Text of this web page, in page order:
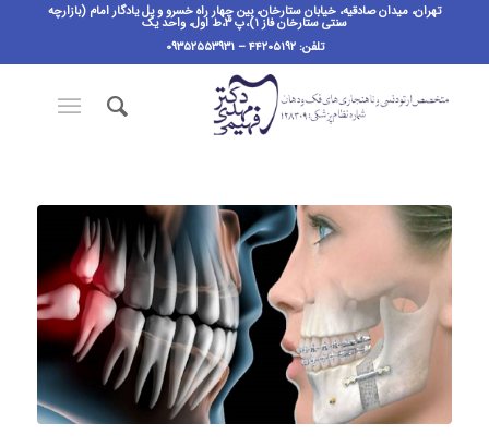
تهران، میدان صادقیه، خیابان ستارخان، بین چهار راه خسرو و پل یادگار امام (بازارچه
سنتی ستارخان فاز ۱)،پ ٣،ط اول، واحد یک
تلفن: ۴۴۲۰۵۱۹۲ – ۰۹۳۵۲۵۵۳۹۳۱